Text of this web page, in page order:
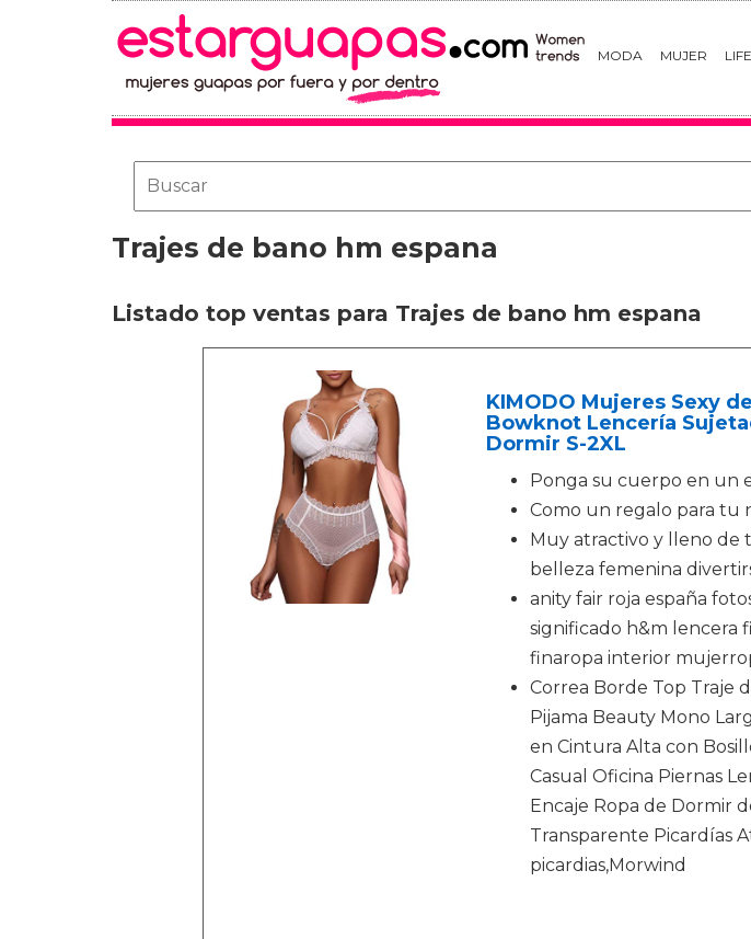
MODA MUJER
Trajes de bano hm espana
Listado top ventas para Trajes de bano hm espana
KIMODO Mujeres Sexy
Bowknot Lencería
Dormir S-2XL
Ponga su cuerpo en un
Como un regalo para tu
Muy atractivo y lleno de
belleza femenina
anity fair roja españa
significado h&m lencera
finaropa interior
Correa Borde Top Traje
Pijama Beauty Mono
en Cintura Alta con
Casual Oficina Piernas
Encaje Ropa de Dormir
Transparente Picardías
picardias,Morwind